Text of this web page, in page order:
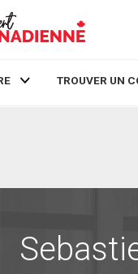
TROUVER UN